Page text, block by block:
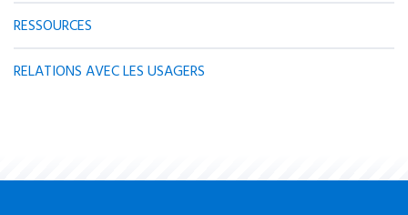
RESSOURCES
RELATIONS AVEC LES USAGERS